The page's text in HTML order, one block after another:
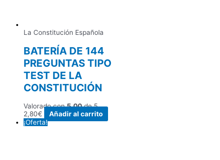
La Constitución Española
BATERÍA DE 144
PREGUNTAS TIPO
TEST DE LA
CONSTITUCIÓN
Valorado con5.00de 5
2,80€
Añadir al carrito
¡Oferta!